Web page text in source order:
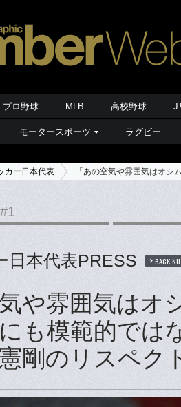
プロ野球 MLB 高校野球 J
モータースポーツ ラグビー
カー日本代表 「あの空気や雰囲気はオ
#1
日本代表PRESS BACK
気や雰囲気は
も模範的では
剛のリスペク